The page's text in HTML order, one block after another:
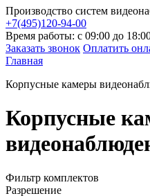
Производство систем
+7(495)120-94-00
Время работы: с 09:00 до
Заказать звонок Оплатить
Главная
Корпусные камеры
Корпусные
Фильтр комплектов
Разрешение